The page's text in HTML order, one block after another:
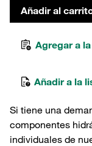
Añadir al
Agregar a
Añadir a la
Si tiene una
componentes
individuales de